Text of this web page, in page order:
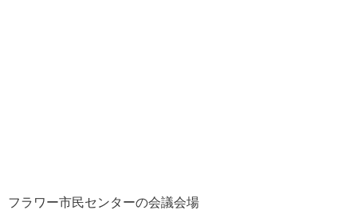
フラワー市民センターの会議会場